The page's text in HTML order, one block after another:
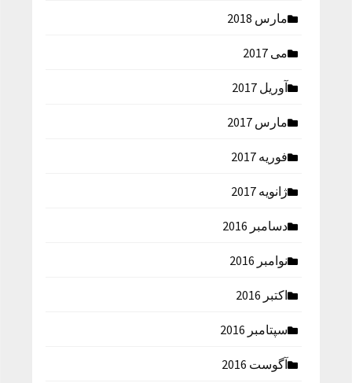
مارس 2018
می 2017
آوریل 2017
مارس 2017
فوریه 2017
ژانویه 2017
دسامبر 2016
نوامبر 2016
اکتبر 2016
سپتامبر 2016
آگوست 2016